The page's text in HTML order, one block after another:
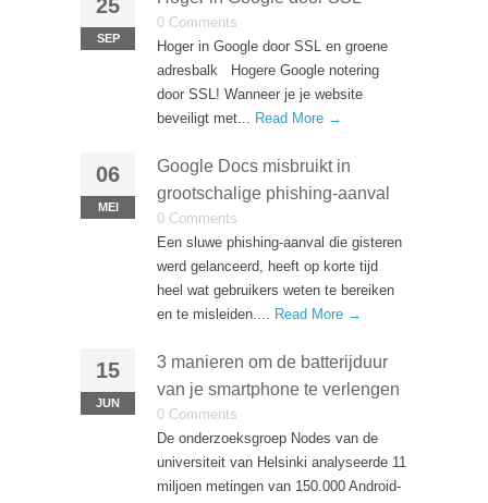
25
SEP
0 Comments
Hoger in Google door SSL en groene
adresbalk Hogere Google notering
door SSL! Wanneer je je website
beveiligt met... Read More →
06
MEI
Google Docs misbruikt in
grootschalige phishing-aanval
0 Comments
Een sluwe phishing-aanval die gisteren
werd gelanceerd, heeft op korte tijd
heel wat gebruikers weten te bereiken
en te misleiden.... Read More →
15
JUN
3 manieren om de batterijduur
van je smartphone te verlengen
0 Comments
De onderzoeksgroep Nodes van de
universiteit van Helsinki analyseerde 11
miljoen metingen van 150.000 Android-